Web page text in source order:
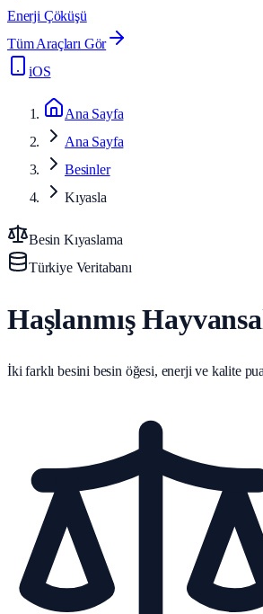
Enerji Çöküşü
Tüm Araçları Gör
iOS
Ana Sayfa
Ana Sayfa
Besinler
Kıyasla
Besin Kıyaslama
Türkiye Veritabanı
Haşlanmış
İki farklı besini besin öğesi, enerji ve kalite